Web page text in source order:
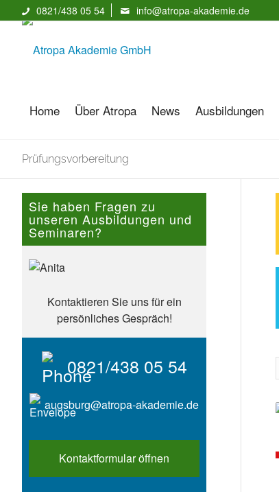
0821/438 05 54 info@atropa-akademie.de
Home Über Atropa News Ausbildungen
Prüfungsvorbereitung
Sie haben Fragen zu
unseren Ausbildungen und
Seminaren?
Kontaktieren Sie uns für ein
persönliches Gespräch!
0821/438 05 54
augsburg@atropa-akademie.de
Kontaktformular öffnen